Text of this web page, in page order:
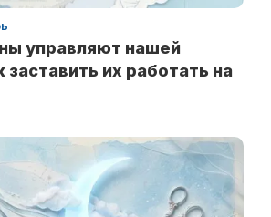
управляют нашей
их работать на